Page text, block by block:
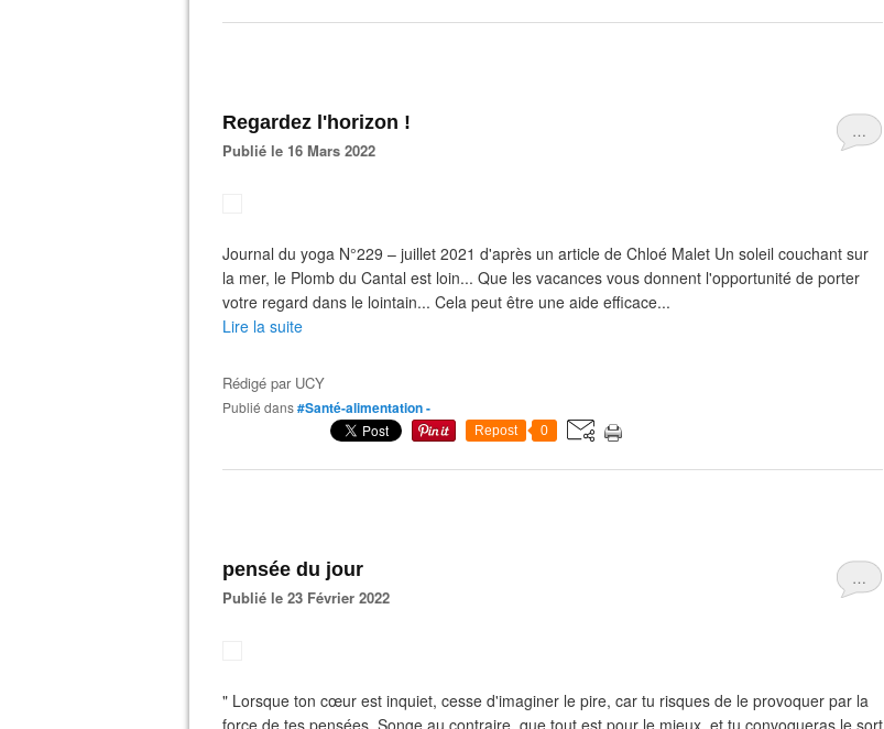
…
Regardez l'horizon !
Publié le 16 Mars 2022
Journal du yoga N°229 – juillet 2021 d'après un article de Chloé Malet Un soleil couchant sur
la mer, le Plomb du Cantal est loin... Que les vacances vous donnent l'opportunité de porter
votre regard dans le lointain... Cela peut être une aide efficace...
Lire la suite
Rédigé par UCY
Publié dans#Santé-alimentation -
Repost 0
…
pensée du jour
Publié le 23 Février 2022
" Lorsque ton cœur est inquiet, cesse d'imaginer le pire, car tu risques de le provoquer par la
force de tes pensées. Songe au contraire, que tout est pour le mieux, et tu convoqueras le sort